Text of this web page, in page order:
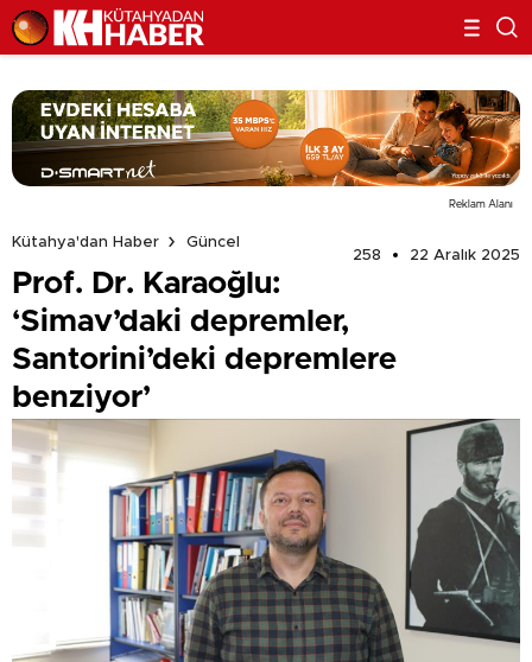
Reklam Alanı
Kütahya'dan Haber
Güncel
258
22 Aralık 2025
Prof. Dr. Karaoğlu:
‘Simav’daki depremler,
Santorini’deki depremlere
benziyor’